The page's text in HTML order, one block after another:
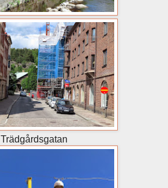
Trädgårdsgatan